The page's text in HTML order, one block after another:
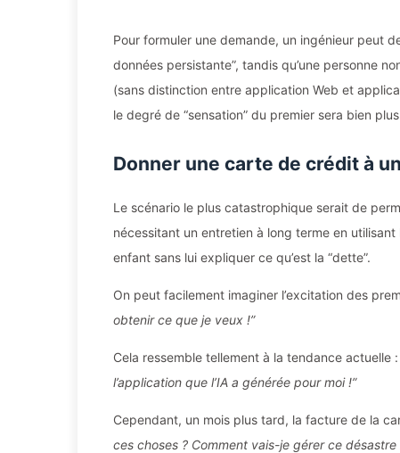
Pour formuler une demande, un ingénieur peut
données persistante”, tandis qu’une personne
(sans distinction entre application Web et
le degré de “sensation” du premier sera bien
Donner une carte de crédit à
Le scénario le plus catastrophique serait de
nécessitant un entretien à long terme en
enfant sans lui expliquer ce qu’est la “dette”.
On peut facilement imaginer l’excitation des
obtenir ce que je veux !”
Cela ressemble tellement à la tendance actuelle :
l’application que l’IA a générée pour moi !”
Cependant, un mois plus tard, la facture de la
ces choses ? Comment vais-je gérer ce désastre